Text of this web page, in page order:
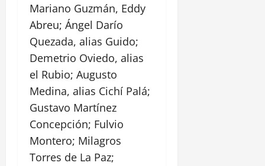
Mariano Guzmán, Eddy
Abreu; Ángel Darío
Quezada, alias Guido;
Demetrio Oviedo, alias
el Rubio; Augusto
Medina, alias Cichí Palá;
Gustavo Martínez
Concepción; Fulvio
Montero; Milagros
Torres de La Paz;